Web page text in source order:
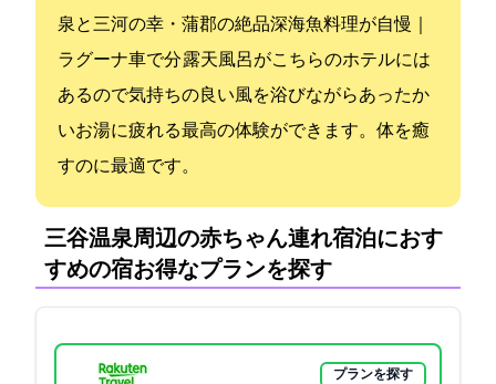
泉と三河の幸・蒲郡の絶品深海魚料理が自慢｜
ラグーナ車で3分 露天風呂がこちらのホテルには
あるので気持ちの良い風を浴びながらあったか
いお湯に疲れる最高の体験ができます。体を癒
すのに最適です。
三谷温泉周辺の赤ちゃん連れ宿泊におす
すめの宿:お得なプランを探す
プランを探す